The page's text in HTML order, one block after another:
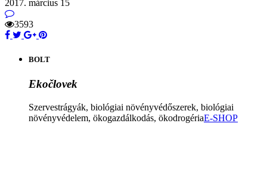
2017. március 15
3593
BOLT
Ekočlovek
Szervestrágyák, biológiai növényvédőszerek, biológiai
növényvédelem, ökogazdálkodás, ökodrogériaE-SHOP